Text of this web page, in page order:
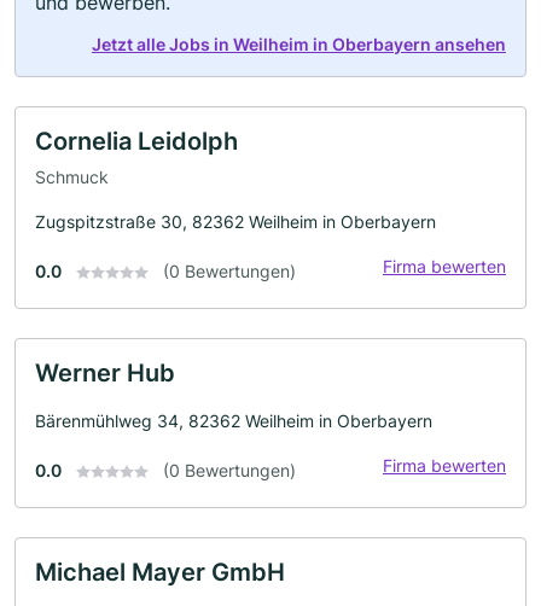
Jetzt alle Jobs in Weilheim in Oberbayern ansehen
Cornelia Leidolph
Schmuck
Zugspitzstraße 30, 82362 Weilheim in Oberbayern
0.0 (0 Bewertungen) Firma bewerten
Werner Hub
Bärenmühlweg 34, 82362 Weilheim in Oberbayern
0.0 (0 Bewertungen) Firma bewerten
Michael Mayer GmbH